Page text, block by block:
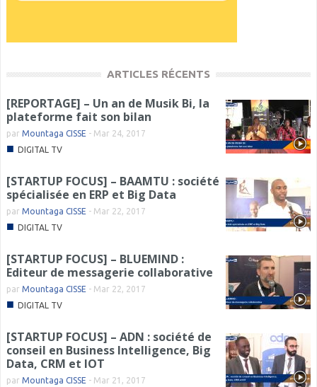
ARTICLES RÉCENTS
[REPORTAGE] – Un an de Musik Bi, la
plateforme fait son bilan
par Mountaga CISSE - Mar 24, 2017
■ DIGITAL TV
[STARTUP FOCUS] – BAAMTU : société
spécialisée en ERP et Big Data
par Mountaga CISSE - Mar 22, 2017
■ DIGITAL TV
[STARTUP FOCUS] – BLUEMIND :
Editeur de messagerie collaborative
par Mountaga CISSE - Mar 22, 2017
■ DIGITAL TV
[STARTUP FOCUS] – ADN : société de
conseil en Business Intelligence, Big
Data, CRM et IOT
par Mountaga CISSE - Mar 21, 2017